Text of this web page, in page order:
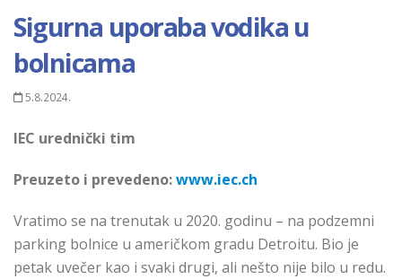
Sigurna uporaba vodika u
bolnicama
5.8.2024.
IEC urednički tim
Preuzeto i prevedeno:www.iec.ch
Vratimo se na trenutak u 2020. godinu – na podzemni
parking bolnice u američkom gradu Detroitu. Bio je
petak uvečer kao i svaki drugi, ali nešto nije bilo u redu.